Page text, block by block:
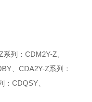
列：CDM2Y-Z、
、CDA2Y-Z系列：
CDQSY、